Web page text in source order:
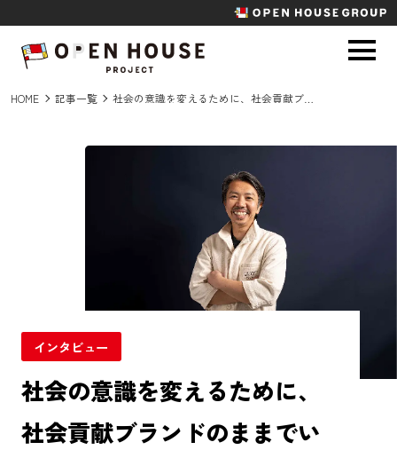
HOME 記事一覧
インタビュー
社会の意識を変えるために、
社会貢献ブランドのままでい